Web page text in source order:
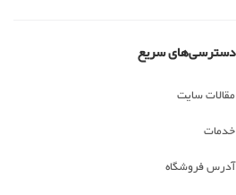
دسترسی‌های سریع
مقالات سایت
خدمات
آدرس فروشگاه